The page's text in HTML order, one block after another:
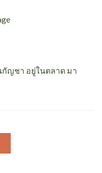
กัญชา อยู่ในตลาด มา